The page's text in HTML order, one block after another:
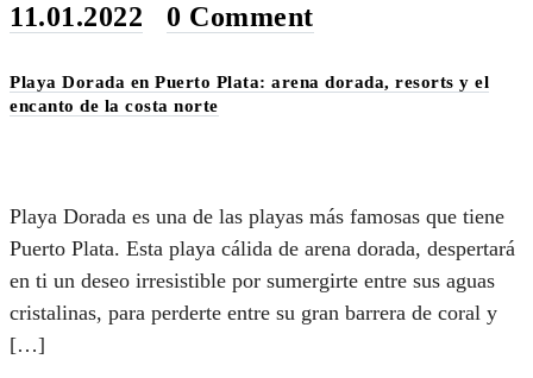
11.01.2022 0 Comment
Playa Dorada en Puerto Plata: arena dorada, resorts y el
encanto de la costa norte
Playa Dorada es una de las playas más famosas que tiene
Puerto Plata. Esta playa cálida de arena dorada, despertará
en ti un deseo irresistible por sumergirte entre sus aguas
cristalinas, para perderte entre su gran barrera de coral y
[…]